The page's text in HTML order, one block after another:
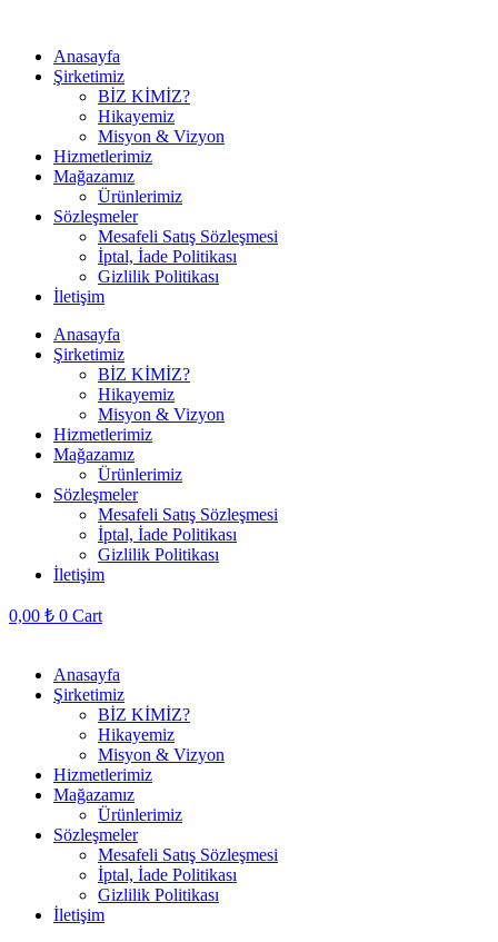
Anasayfa
Şirketimiz
BİZ KİMİZ?
Hikayemiz
Misyon & Vizyon
Hizmetlerimiz
Mağazamız
Ürünlerimiz
Sözleşmeler
Mesafeli Satış Sözleşmesi
İptal, İade Politikası
Gizlilik Politikası
İletişim
Anasayfa
Şirketimiz
BİZ KİMİZ?
Hikayemiz
Misyon & Vizyon
Hizmetlerimiz
Mağazamız
Ürünlerimiz
Sözleşmeler
Mesafeli Satış Sözleşmesi
İptal, İade Politikası
Gizlilik Politikası
İletişim
0,00 ₺ 0 Cart
Anasayfa
Şirketimiz
BİZ KİMİZ?
Hikayemiz
Misyon & Vizyon
Hizmetlerimiz
Mağazamız
Ürünlerimiz
Sözleşmeler
Mesafeli Satış Sözleşmesi
İptal, İade Politikası
Gizlilik Politikası
İletişim